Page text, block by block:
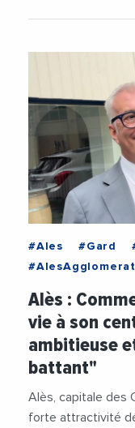
#Ales #Gard
#Urbanisme
Alès :
vie à son
ambitieuse
battant"
Alès, capitale des
forte attractivité